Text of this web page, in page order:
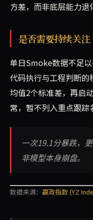
方差，而非底层能力退
是否需要持续关注
单日Smoke数据不足
代码执行与工程判断的
均值2个标准差，再启
常，暂不列入重点跟踪
一次19.1分暴跌，
非模型本身崩盘。
数据来源： 赢政指数 (YZ